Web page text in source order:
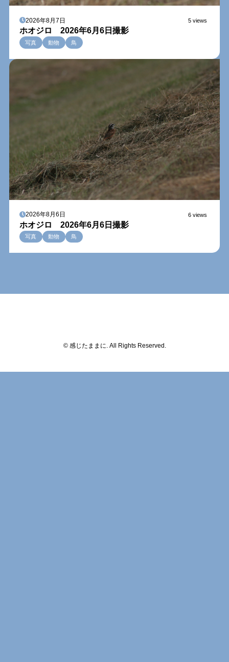
2026年8月7日 5 views
ホオジロ 2026年6月6日撮影
写真 動物 鳥
2026年8月6日 6 views
ホオジロ 2026年6月6日撮影
写真 動物 鳥
© 感じたままに. All Rights Reserved.